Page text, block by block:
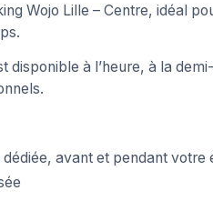
Wojo Lille – Centre, idéal
à l’heure, à la
avant et pendant votre